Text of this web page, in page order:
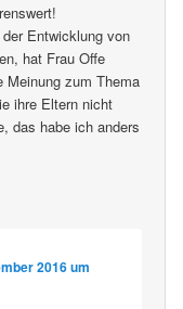
Entwicklung von
hat Frau Offe
Meinung zum Thema
ihre Eltern nicht
das habe ich anders
2016 um